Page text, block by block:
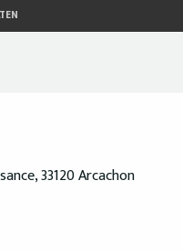
33120 Arcachon